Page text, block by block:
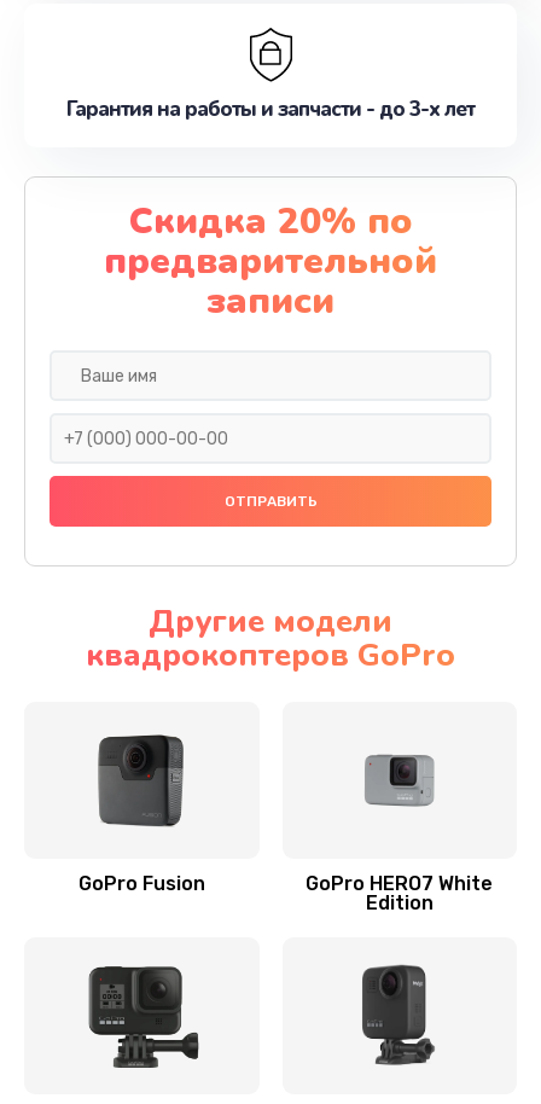
Гарантия на работы и запчасти - до 3-х лет
Скидка 20% по
предварительной
записи
Другие модели
квадрокоптеров GoPro
GoPro Fusion
GoPro HERO7 White
Edition